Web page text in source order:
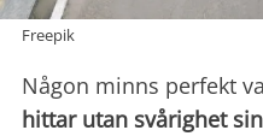
Freepik
Någon minns perfekt
hittar utan svårighet